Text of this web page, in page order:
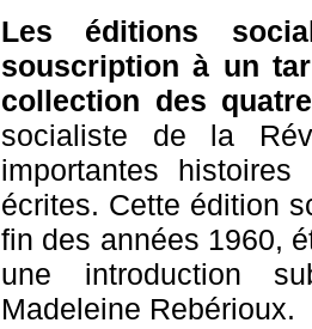
Les éditions
souscription à un
collection des
socialiste de la
importantes
écrites. Cette édition
fin des années 1960,
une introduction
Madeleine Rebérioux.